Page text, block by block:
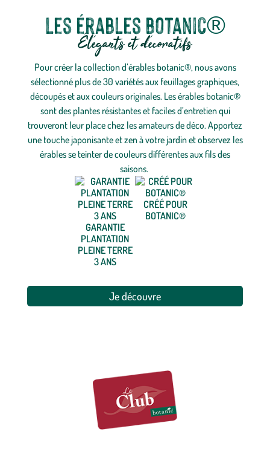
Les érables botanic®
Élégants et décoratifs
Pour créer la collection d’érables botanic®, nous avons
sélectionné plus de 30 variétés aux feuillages graphiques,
découpés et aux couleurs originales. Les érables botanic®
sont des plantes résistantes et faciles d’entretien qui
trouveront leur place chez les amateurs de déco. Apportez
une touche japonisante et zen à votre jardin et observez les
érables se teinter de couleurs différentes aux fils des
saisons.
GARANTIE
PLANTATION
PLEINE TERRE
3 ANS
CRÉÉ POUR
BOTANIC®
Je découvre